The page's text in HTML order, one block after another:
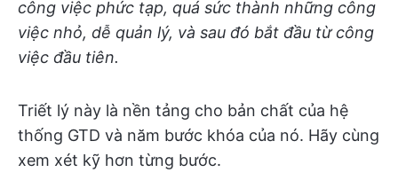
công việc phức tạp, quá sức thành những công
việc nhỏ, dễ quản lý, và sau đó bắt đầu từ công
việc đầu tiên.
Triết lý này là nền tảng cho bản chất của hệ
thống GTD và năm bước khóa của nó. Hãy cùng
xem xét kỹ hơn từng bước.